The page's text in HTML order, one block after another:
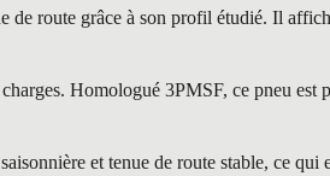
route grâce à son profil étudié. Il
Homologué 3PMSF, ce pneu
et tenue de route stable, ce